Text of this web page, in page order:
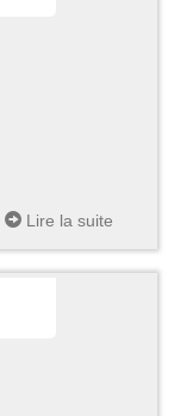
Lire la suite